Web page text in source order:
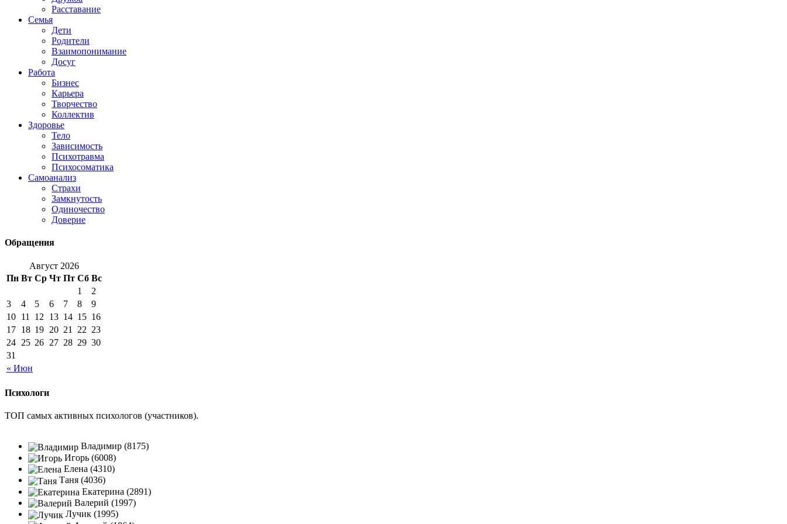
Расставание
Семья
Дети
Родители
Взаимопонимание
Досуг
Работа
Бизнес
Карьера
Творчество
Коллектив
Здоровье
Тело
Зависимость
Психотравма
Психосоматика
Самоанализ
Страхи
Замкнутость
Одиночество
Доверие
Обращения
Август 2026
Пн Вт Ср Чт Пт Сб Вс
« Июн
1
2
3
4 5 6 7 8
9
10 11 12 13 14 15 16
17 18 19 20 21 22 23
24 25 26 27 28 29 30
31
Психологи
ТОП самых активных психологов (участников).
Владимир (8175)
Игорь (6008)
Елена (4310)
Таня (4036)
Екатерина (2891)
Валерий (1997)
Лучик (1995)